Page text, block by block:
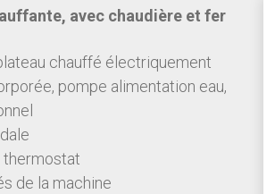
avec chaudière et fer
chauffé électriquement
pompe alimentation eau,
thermostat
de la machine